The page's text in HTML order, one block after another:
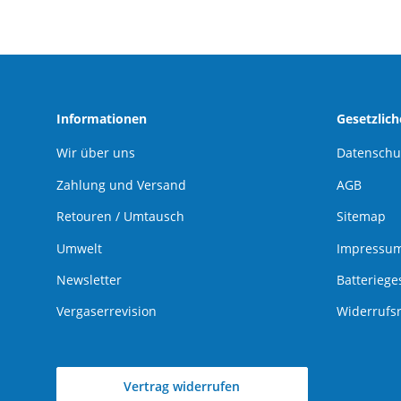
Informationen
Wir über uns
Zahlung und Versand
Retouren / Umtausch
Umwelt
Newsletter
Vergaserrevision
AGB
Sitemap
Vertrag widerrufen